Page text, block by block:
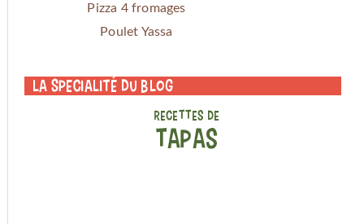
Pizza 4 fromages
Poulet Yassa
La specialité du blog
RECETTES DE
TAPAS